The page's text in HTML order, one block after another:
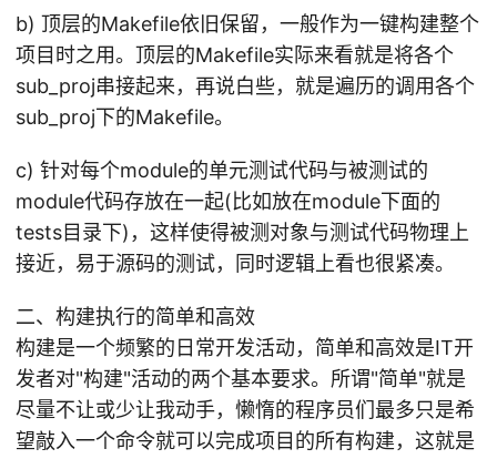
b) 顶层的Makefile依旧保留，一般作为一键构建整个
项目时之用。顶层的Makefile实际来看就是将各个
sub_proj串接起来，再说白些，就是遍历的调用各个
sub_proj下的Makefile。
c) 针对每个module的单元测试代码与被测试的
module代码存放在一起(比如放在module下面的
tests目录下)，这样使得被测对象与测试代码物理上
接近，易于源码的测试，同时逻辑上看也很紧凑。
二、构建执行的简单和高效
构建是一个频繁的日常开发活动，简单和高效是IT开
发者对"构建"活动的两个基本要求。所谓"简单"就是
尽量不让或少让我动手，懒惰的程序员们最多只是希
望敲入一个命令就可以完成项目的所有构建，这就是